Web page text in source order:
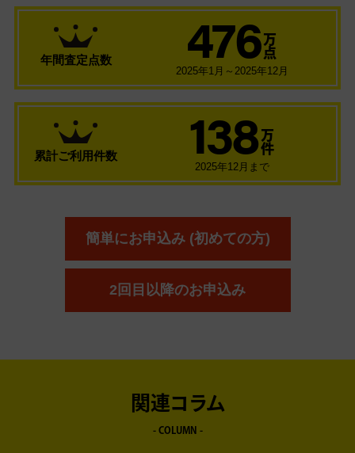
年間査定点数 476 万
点
2025年1月～2025年12月
累計ご利用件数 138 万
件
2025年12月まで
簡単にお申込み (初めての方)
2回目以降のお申込み
関連コラム
- COLUMN -